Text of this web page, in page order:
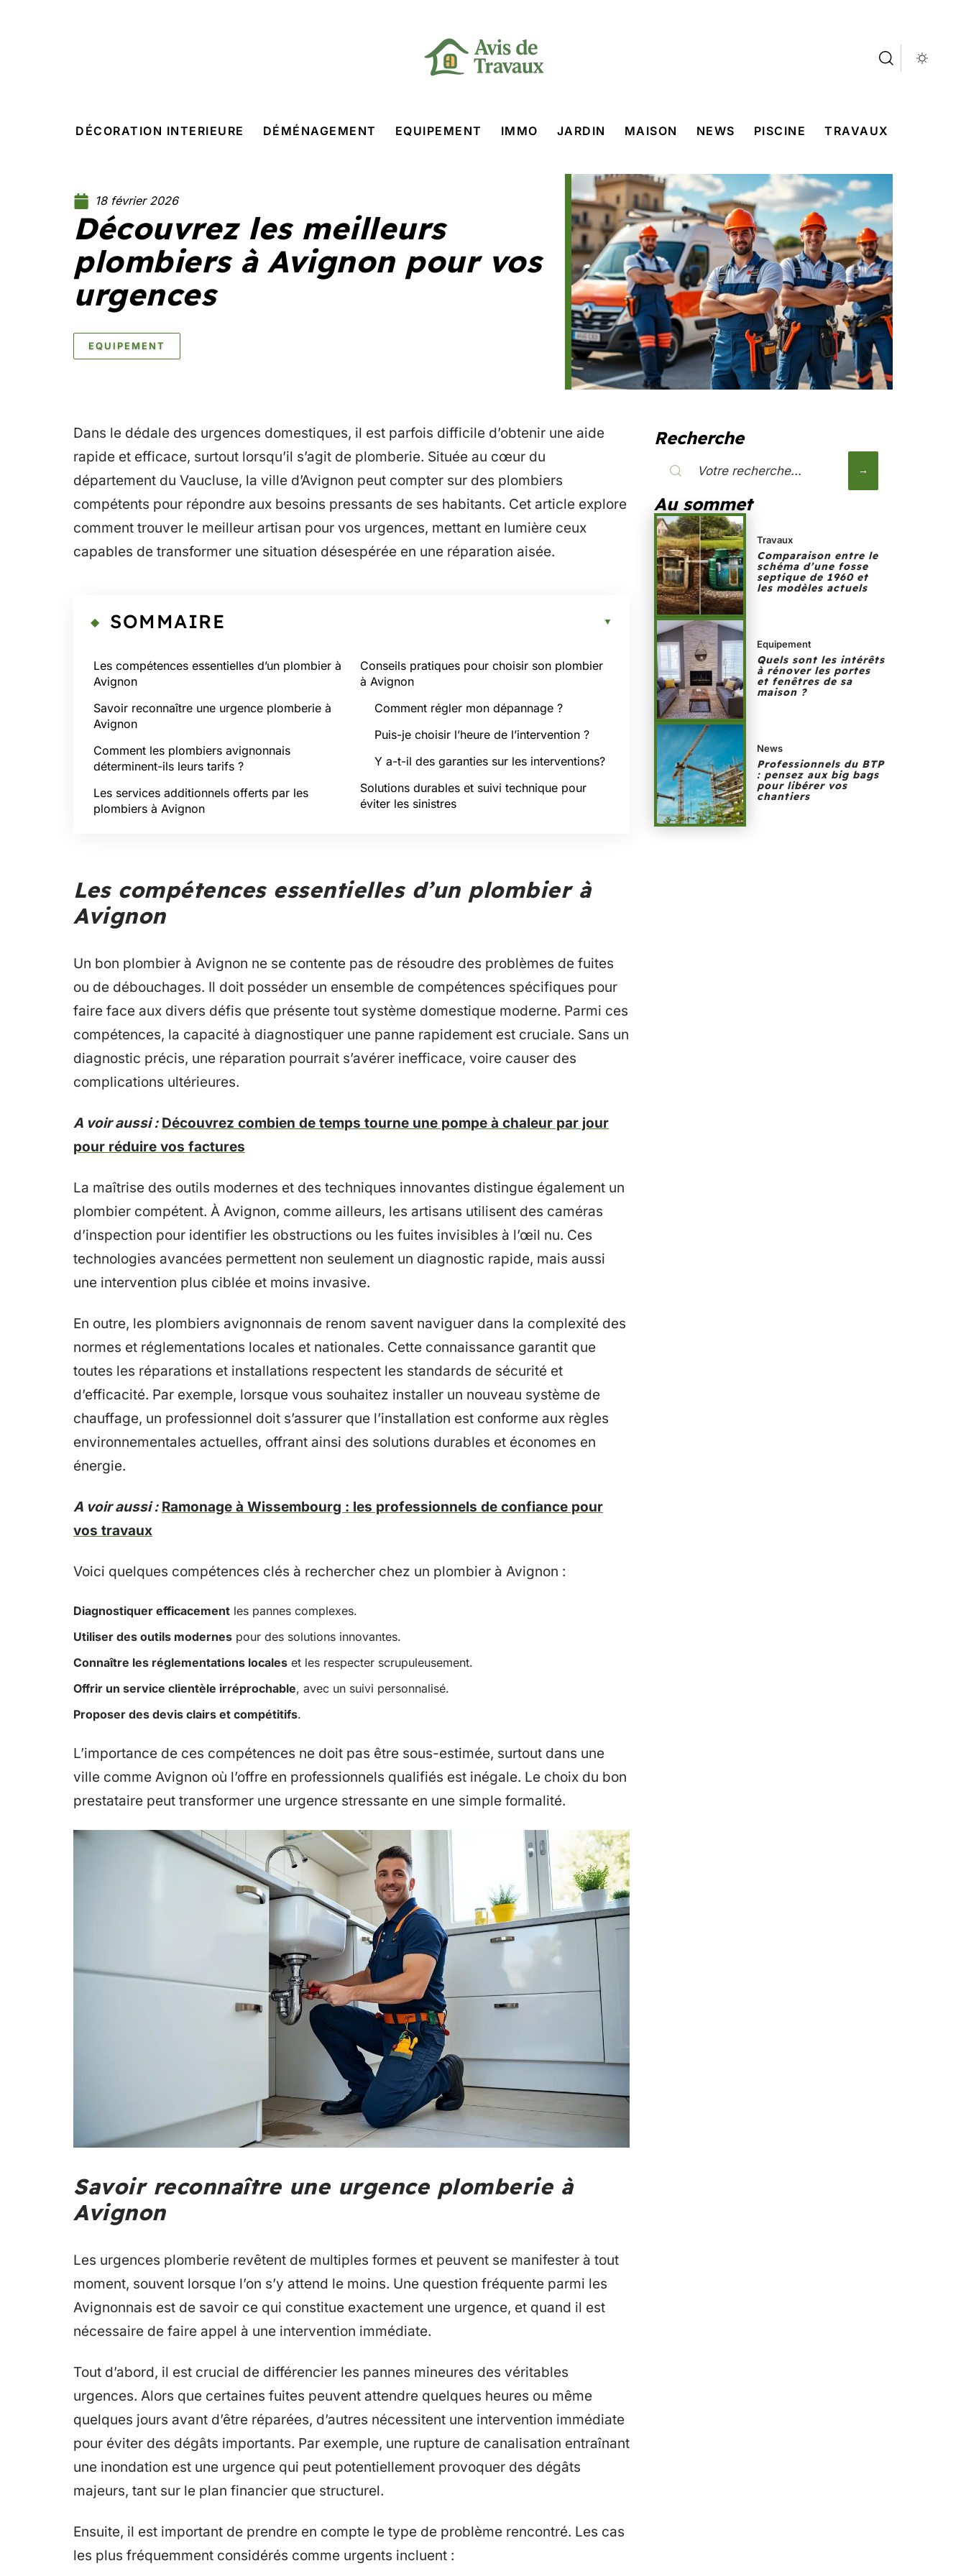
DÉCORATION INTERIEURE DÉMÉNAGEMENT EQUIPEMENT IMMO JARDIN MAISON NEWS PISCINE TRAVAUX
18 février 2026
Découvrez les meilleurs
plombiers à Avignon pour vos
urgences
EQUIPEMENT
Dans le dédale des urgences domestiques, il est parfois difficile d’obtenir une aide
rapide et efficace, surtout lorsqu’il s’agit de plomberie. Située au cœur du
département du Vaucluse, la ville d’Avignon peut compter sur des plombiers
compétents pour répondre aux besoins pressants de ses habitants. Cet article explore
comment trouver le meilleur artisan pour vos urgences, mettant en lumière ceux
capables de transformer une situation désespérée en une réparation aisée.
SOMMAIRE
Les compétences essentielles d’un plombier à
Avignon
Savoir reconnaître une urgence plomberie à
Avignon
Comment les plombiers avignonnais
déterminent-ils leurs tarifs ?
Les services additionnels offerts par les
plombiers à Avignon
Conseils pratiques pour choisir son plombier
à Avignon
Comment régler mon dépannage ?
Puis-je choisir l’heure de l’intervention ?
Y a-t-il des garanties sur les interventions?
Solutions durables et suivi technique pour
éviter les sinistres
Les compétences essentielles d’un plombier à
Avignon
Un bon plombier à Avignon ne se contente pas de résoudre des problèmes de fuites
ou de débouchages. Il doit posséder un ensemble de compétences spécifiques pour
faire face aux divers défis que présente tout système domestique moderne. Parmi ces
compétences, la capacité à diagnostiquer une panne rapidement est cruciale. Sans un
diagnostic précis, une réparation pourrait s’avérer inefficace, voire causer des
complications ultérieures.
A voir aussi : Découvrez combien de temps tourne une pompe à chaleur par jour
pour réduire vos factures
La maîtrise des outils modernes et des techniques innovantes distingue également un
plombier compétent. À Avignon, comme ailleurs, les artisans utilisent des caméras
d’inspection pour identifier les obstructions ou les fuites invisibles à l’œil nu. Ces
technologies avancées permettent non seulement un diagnostic rapide, mais aussi
une intervention plus ciblée et moins invasive.
En outre, les plombiers avignonnais de renom savent naviguer dans la complexité des
normes et réglementations locales et nationales. Cette connaissance garantit que
toutes les réparations et installations respectent les standards de sécurité et
d’efficacité. Par exemple, lorsque vous souhaitez installer un nouveau système de
chauffage, un professionnel doit s’assurer que l’installation est conforme aux règles
environnementales actuelles, offrant ainsi des solutions durables et économes en
énergie.
A voir aussi : Ramonage à Wissembourg : les professionnels de confiance pour
vos travaux
Voici quelques compétences clés à rechercher chez un plombier à Avignon :
Diagnostiquer efficacement les pannes complexes.
Utiliser des outils modernes pour des solutions innovantes.
Connaître les réglementations locales et les respecter scrupuleusement.
Offrir un service clientèle irréprochable, avec un suivi personnalisé.
Proposer des devis clairs et compétitifs.
L’importance de ces compétences ne doit pas être sous-estimée, surtout dans une
ville comme Avignon où l’offre en professionnels qualifiés est inégale. Le choix du bon
prestataire peut transformer une urgence stressante en une simple formalité.
Savoir reconnaître une urgence plomberie à
Avignon
Les urgences plomberie revêtent de multiples formes et peuvent se manifester à tout
moment, souvent lorsque l’on s’y attend le moins. Une question fréquente parmi les
Avignonnais est de savoir ce qui constitue exactement une urgence, et quand il est
nécessaire de faire appel à une intervention immédiate.
Tout d’abord, il est crucial de différencier les pannes mineures des véritables
urgences. Alors que certaines fuites peuvent attendre quelques heures ou même
quelques jours avant d’être réparées, d’autres nécessitent une intervention immédiate
pour éviter des dégâts importants. Par exemple, une rupture de canalisation entraînant
une inondation est une urgence qui peut potentiellement provoquer des dégâts
majeurs, tant sur le plan financier que structurel.
Ensuite, il est important de prendre en compte le type de problème rencontré. Les cas
les plus fréquemment considérés comme urgents incluent :
Recherche
Au sommet
Travaux
Comparaison entre le
schéma d’une fosse
septique de 1960 et
les modèles actuels
Equipement
Quels sont les intérêts
à rénover les portes
et fenêtres de sa
maison ?
News
Professionnels du BTP
: pensez aux big bags
pour libérer vos
chantiers